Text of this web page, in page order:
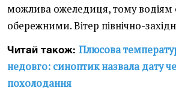
можлива ожеледиця, тому водіям
обережними. Вітер північно-
Читай також: Плюсова
недовго: синоптик назвала дату
похолодання